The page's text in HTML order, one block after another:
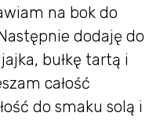
na bok do
dodaję do
bułkę tartą i
całość
do smaku solą i